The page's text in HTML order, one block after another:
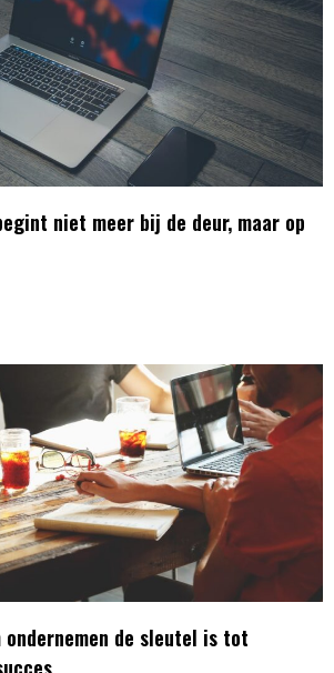
niet meer bij de deur, maar op
ondernemen de sleutel is tot